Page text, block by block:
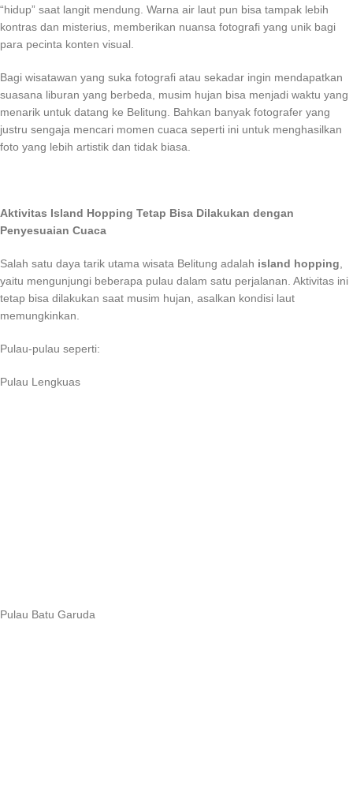
“hidup” saat langit mendung. Warna air laut pun bisa tampak lebih
kontras dan misterius, memberikan nuansa fotografi yang unik bagi
para pecinta konten visual.
Bagi wisatawan yang suka fotografi atau sekadar ingin mendapatkan
suasana liburan yang berbeda, musim hujan bisa menjadi waktu yang
menarik untuk datang ke Belitung. Bahkan banyak fotografer yang
justru sengaja mencari momen cuaca seperti ini untuk menghasilkan
foto yang lebih artistik dan tidak biasa.
Aktivitas Island Hopping Tetap Bisa Dilakukan dengan
Penyesuaian Cuaca
Salah satu daya tarik utama wisata Belitung adalah island hopping,
yaitu mengunjungi beberapa pulau dalam satu perjalanan. Aktivitas ini
tetap bisa dilakukan saat musim hujan, asalkan kondisi laut
memungkinkan.
Pulau-pulau seperti:
Pulau Lengkuas
Pulau Batu Garuda